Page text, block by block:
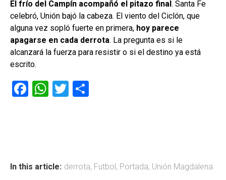
El frío del Campín acompañó el pitazo final . Santa Fe
celebró, Unión bajó la cabeza. El viento del Ciclón, que
alguna vez sopló fuerte en primera, hoy parece
apagarse en cada derrota. La pregunta es si le
alcanzará la fuerza para resistir o si el destino ya está
escrito.
F
ok
W
p
T
tir
In this article: derrota, Futbol , Portada, Unión Magdalena